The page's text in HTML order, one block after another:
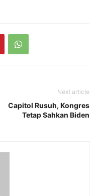
Next article
Capitol Rusuh, Kongres
Tetap Sahkan Biden